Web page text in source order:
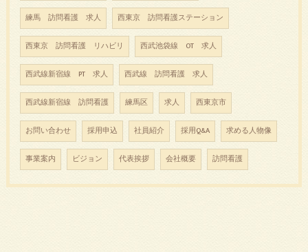
練馬 訪問看護 求人 西東京 訪問看護ステーション
西東京 訪問看護 リハビリ 西武池袋線 OT 求人
西武線新宿線 PT 求人 西武線 訪問看護 求人
西武線新宿線 訪問看護 練馬区 求人 西東京市
お問い合わせ 採用申込 社員紹介 採用Q&A 求める人物像
事業案内 ビジョン 代表挨拶 会社概要 訪問看護